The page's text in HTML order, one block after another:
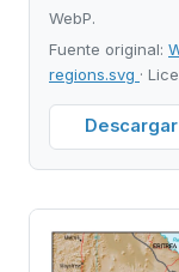
WebP.
Fuente original:
regions.svg ·